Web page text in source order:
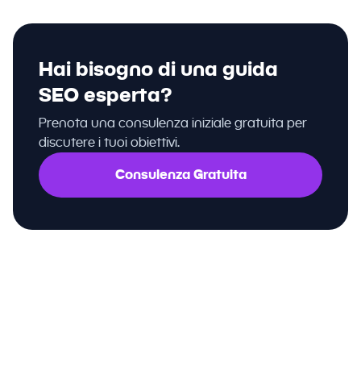
Hai bisogno di una guida
SEO esperta?
Prenota una consulenza iniziale gratuita per
discutere i tuoi obiettivi.
Consulenza Gratuita